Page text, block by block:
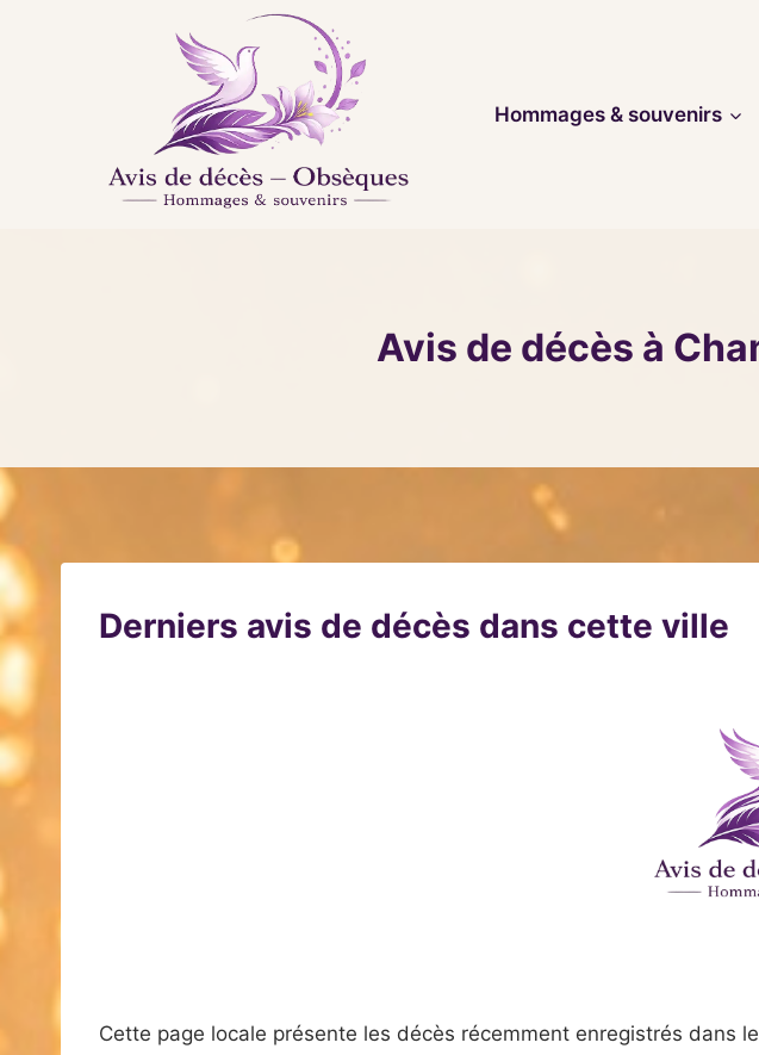
Hommages & souvenirs
Avis de décès à
Derniers avis de décès dans cette ville
Cette page locale présente les décès récemment enregistrés dans